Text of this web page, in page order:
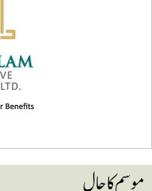
کا حال